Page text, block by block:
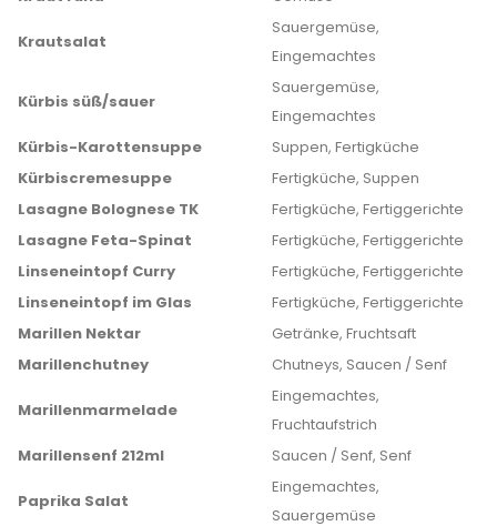
Krautsalat
Sauergemüse,
Eingemachtes
Kürbis süß/sauer
Sauergemüse,
Eingemachtes
Kürbis-Karottensuppe
Suppen, Fertigküche
Kürbiscremesuppe
Fertigküche, Suppen
Lasagne Bolognese TK
Fertigküche, Fertiggerichte
Lasagne Feta-Spinat
Fertigküche, Fertiggerichte
Linseneintopf Curry
Fertigküche, Fertiggerichte
Linseneintopf im Glas
Fertigküche, Fertiggerichte
Marillen Nektar
Getränke, Fruchtsaft
Marillenchutney
Chutneys, Saucen / Senf
Marillenmarmelade
Eingemachtes,
Fruchtaufstrich
Marillensenf 212ml
Saucen / Senf, Senf
Paprika Salat
Eingemachtes,
Sauergemüse